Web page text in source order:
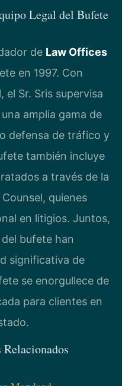
Legal del Bufete
de Law Offices
en 1997. Con
el Sr. Sris supervisa
amplia gama de
defensa de tráfico y
también incluye
a través de la
quienes
en litigios. Juntos,
bufete han
significativa de
se enorgullece de
para clientes en
Relacionados